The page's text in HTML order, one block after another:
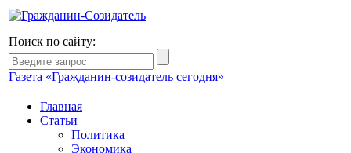
Поиск по сайту:
Газета «Гражданин-созидатель сегодня»
Главная
Статьи
Политика
Экономика